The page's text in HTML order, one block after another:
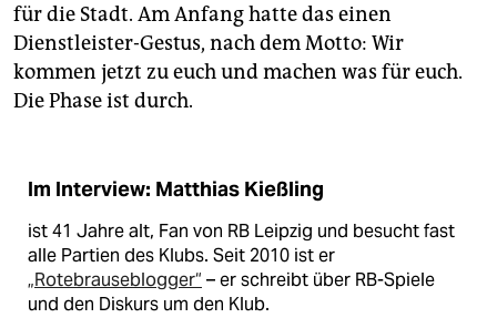
für die Stadt. Am Anfang hatte das einen
Dienstleister-Gestus, nach dem Motto: Wir
kommen jetzt zu euch und machen was für euch.
Die Phase ist durch.
Im Interview: Matthias Kießling
ist 41 Jahre alt, Fan von RB Leipzig und besucht fast
alle Partien des Klubs. Seit 2010 ist er
„Rotebrauseblogger“ – er schreibt über RB-Spiele
und den Diskurs um den Klub.